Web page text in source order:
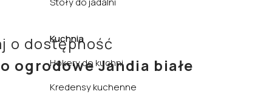
Kuchnia
Hokery do kuchni
Kredensy kuchenne
o dostępność
ogrodowe Jandia białe